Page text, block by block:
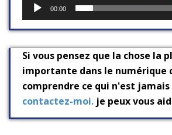
00:00
Si vous pensez que la chose la
importante dans le numérique
comprendre ce qui n'est
contactez-moi. je peux vous